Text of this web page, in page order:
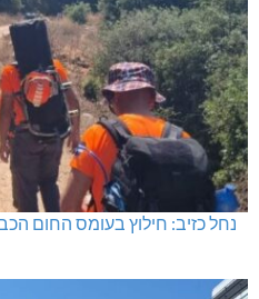
נחל כזיב: חילוץ בעומס החום